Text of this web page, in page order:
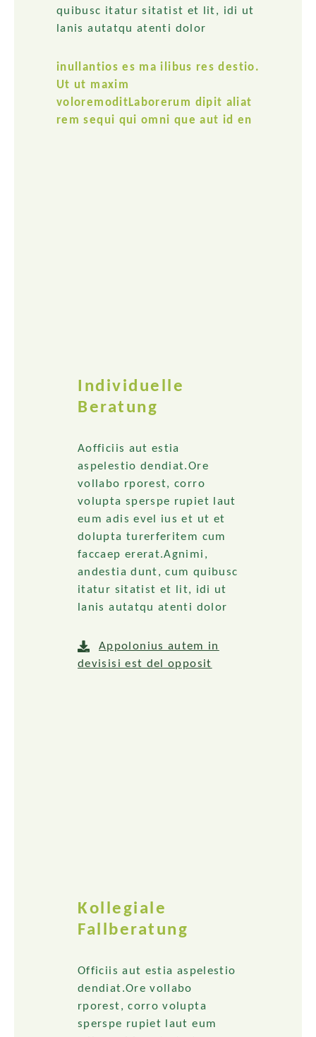
quibusc itatur sitatist et lit, idi ut
lanis autatqu atenti dolor
inullantios es ma ilibus res destio.
Ut ut maxim
voloremoditLaborerum dipit aliat
rem sequi qui omni que aut id en
Individuelle
Beratung
Aofficiis aut estia
aspelestio dendiat.Ore
vollabo rporest, corro
volupta sperspe rupiet laut
eum adis evel ius et ut et
dolupta turerferitem cum
faccaep ererat.Agnimi,
andestia dunt, cum quibusc
itatur sitatist et lit, idi ut
lanis autatqu atenti dolor
Appolonius autem in
devisisi est del opposit
Kollegiale
Fallberatung
Officiis aut estia aspelestio
dendiat.Ore vollabo
rporest, corro volupta
sperspe rupiet laut eum